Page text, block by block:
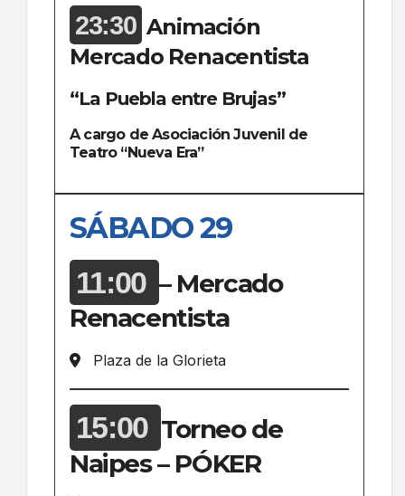
23:30 Animación
Mercado Renacentista
“La Puebla entre Brujas”
A cargo de Asociación Juvenil de
Teatro “Nueva Era”
SÁBADO 29
11:00 – Mercado
Renacentista
Plaza de la Glorieta
15:00 Torneo de
Naipes – PÓKER